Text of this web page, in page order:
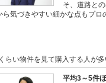
そ、道路と
ら気づきやすい細かな点も
らい物件を見て購入する人が多
平均3～5件